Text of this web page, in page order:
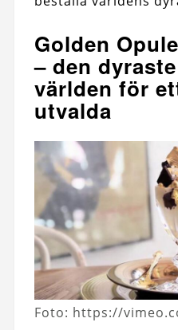
Golden
– den
världen för
utvalda
Foto: https://